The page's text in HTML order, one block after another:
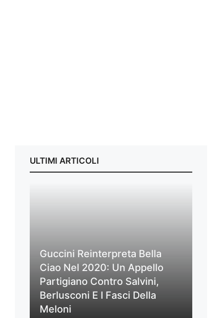
ULTIMI ARTICOLI
Guccini Reinterpreta Bella
Ciao Nel 2020: Un Appello
Partigiano Contro Salvini,
Berlusconi E I Fasci Della
Meloni